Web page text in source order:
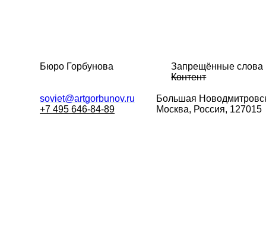
Бюро Горбунова
Запрещённые слова
Контент
soviet@artgorbunov.ru
+7 495 646-84-89
Большая
Москва, Россия, 127015